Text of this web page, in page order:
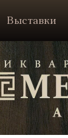
Выставки